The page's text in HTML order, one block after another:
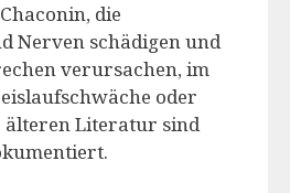
die
Nerven schädigen und
verursachen, im
oder
älteren Literatur sind